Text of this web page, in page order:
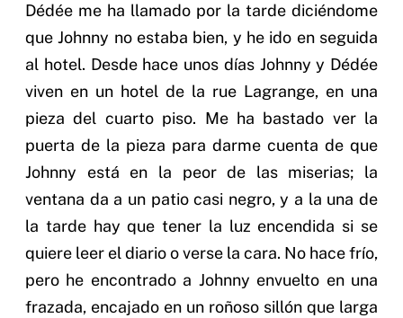
Dédée me ha llamado por la tarde diciéndome
que Johnny no estaba bien, y he ido en seguida
al hotel. Desde hace unos días Johnny y Dédée
viven en un hotel de la rue Lagrange, en una
pieza del cuarto piso. Me ha bastado ver la
puerta de la pieza para darme cuenta de que
Johnny está en la peor de las miserias; la
ventana da a un patio casi negro, y a la una de
la tarde hay que tener la luz encendida si se
quiere leer el diario o verse la cara. No hace frío,
pero he encontrado a Johnny envuelto en una
frazada, encajado en un roñoso sillón que larga